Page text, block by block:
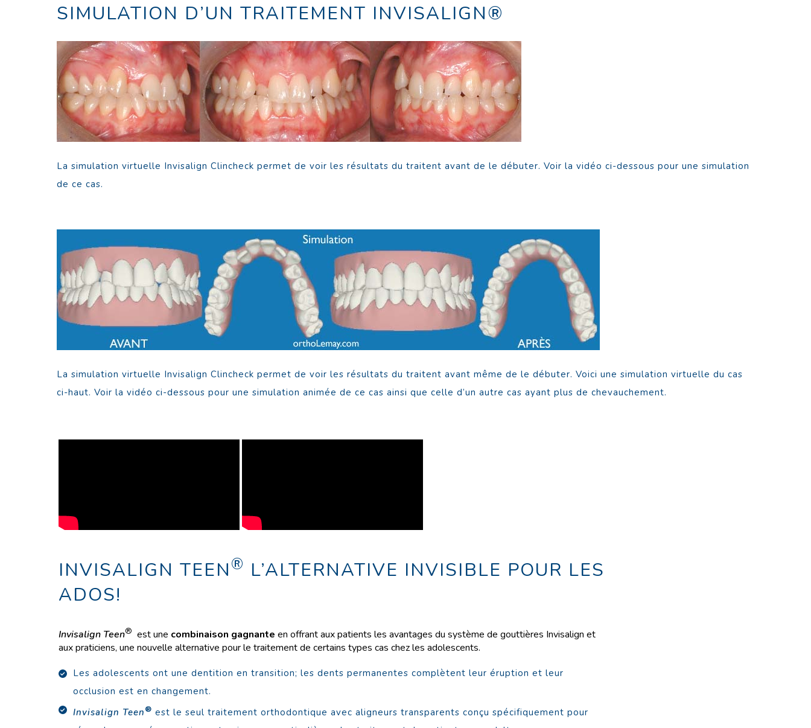
SIMULATION D’UN TRAITEMENT INVISALIGN®
La simulation virtuelle Invisalign Clincheck permet de voir les résultats du traitent avant de le débuter. Voir la vidéo ci-dessous pour une simulation
de ce cas.
La simulation virtuelle Invisalign Clincheck permet de voir les résultats du traitent avant même de le débuter. Voici une simulation virtuelle du cas
ci-haut. Voir la vidéo ci-dessous pour une simulation animée de ce cas ainsi que celle d’un autre cas ayant plus de chevauchement.
INVISALIGN TEEN® L’ALTERNATIVE INVISIBLE POUR LES
ADOS!
Invisalign Teen® est une combinaison gagnanteen offrant aux patients les avantages du système de gouttières Invisalign et
aux praticiens, une nouvelle alternative pour le traitement de certains types cas chez les adolescents.
Les adolescents ont une dentition en transition; les dents permanentes complètent leur éruption et leur
occlusion est en changement.
Invisalign Teen® est le seul traitement orthodontique avec aligneurs transparents conçu spécifiquement pour